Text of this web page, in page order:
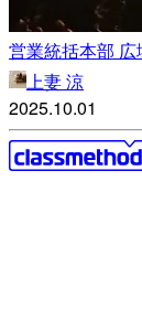
営業統括本部
上妻 涼
2025.10.01